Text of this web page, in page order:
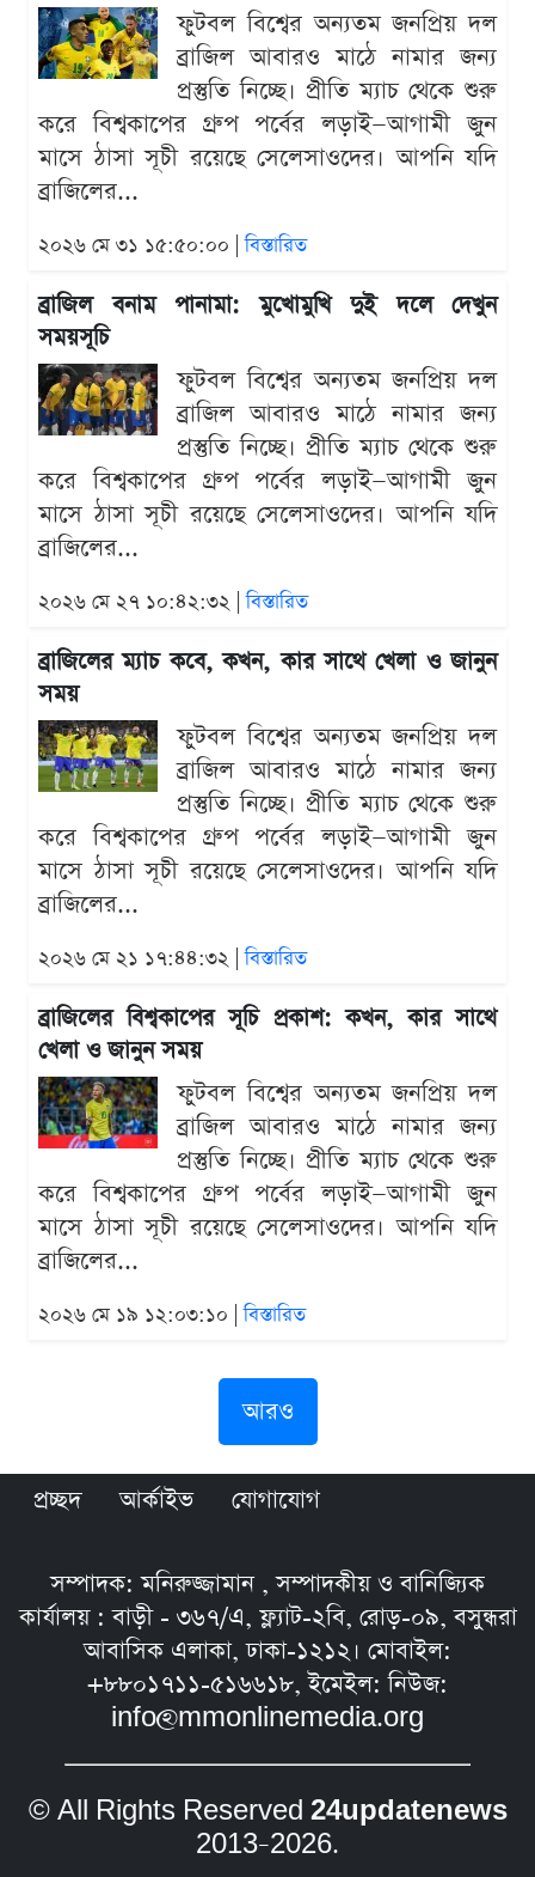
ফুটবল বিশ্বের অন্যতম জনপ্রিয় দল
ব্রাজিল আবারও মাঠে নামার জন্য
প্রস্তুতি নিচ্ছে। প্রীতি ম্যাচ থেকে শুরু
করে বিশ্বকাপের গ্রুপ পর্বের লড়াই—আগামী জুন
মাসে ঠাসা সূচী রয়েছে সেলেসাওদের। আপনি যদি
ব্রাজিলের...
২০২৬ মে ৩১ ১৫:৫০:০০ |বিস্তারিত
ব্রাজিল বনাম পানামা: মুখোমুখি দুই দলে দেখুন
সময়সূচি
ফুটবল বিশ্বের অন্যতম জনপ্রিয় দল
ব্রাজিল আবারও মাঠে নামার জন্য
প্রস্তুতি নিচ্ছে। প্রীতি ম্যাচ থেকে শুরু
করে বিশ্বকাপের গ্রুপ পর্বের লড়াই—আগামী জুন
মাসে ঠাসা সূচী রয়েছে সেলেসাওদের। আপনি যদি
ব্রাজিলের...
২০২৬ মে ২৭ ১০:৪২:৩২ |বিস্তারিত
ব্রাজিলের ম্যাচ কবে, কখন, কার সাথে খেলা ও জানুন
সময়
ফুটবল বিশ্বের অন্যতম জনপ্রিয় দল
ব্রাজিল আবারও মাঠে নামার জন্য
প্রস্তুতি নিচ্ছে। প্রীতি ম্যাচ থেকে শুরু
করে বিশ্বকাপের গ্রুপ পর্বের লড়াই—আগামী জুন
মাসে ঠাসা সূচী রয়েছে সেলেসাওদের। আপনি যদি
ব্রাজিলের...
২০২৬ মে ২১ ১৭:৪৪:৩২ |বিস্তারিত
ব্রাজিলের বিশ্বকাপের সূচি প্রকাশ: কখন, কার সাথে
খেলা ও জানুন সময়
ফুটবল বিশ্বের অন্যতম জনপ্রিয় দল
ব্রাজিল আবারও মাঠে নামার জন্য
প্রস্তুতি নিচ্ছে। প্রীতি ম্যাচ থেকে শুরু
করে বিশ্বকাপের গ্রুপ পর্বের লড়াই—আগামী জুন
মাসে ঠাসা সূচী রয়েছে সেলেসাওদের। আপনি যদি
ব্রাজিলের...
২০২৬ মে ১৯ ১২:০৩:১০ |বিস্তারিত
আরও
প্রচ্ছদ আর্কাইভ যোগাযোগ
সম্পাদক: মনিরুজ্জামান , সম্পাদকীয় ও বানিজ্যিক
কার্যালয় : বাড়ী - ৩৬৭/এ, ফ্ল্যাট-২বি, রোড়-০৯, বসুন্ধরা
আবাসিক এলাকা, ঢাকা-১২১২। মোবাইল:
+৮৮০১৭১১-৫১৬৬১৮, ইমেইল: নিউজ:
info@mmonlinemedia.org
© All Rights Reserved 24updatenews
2013–2026.